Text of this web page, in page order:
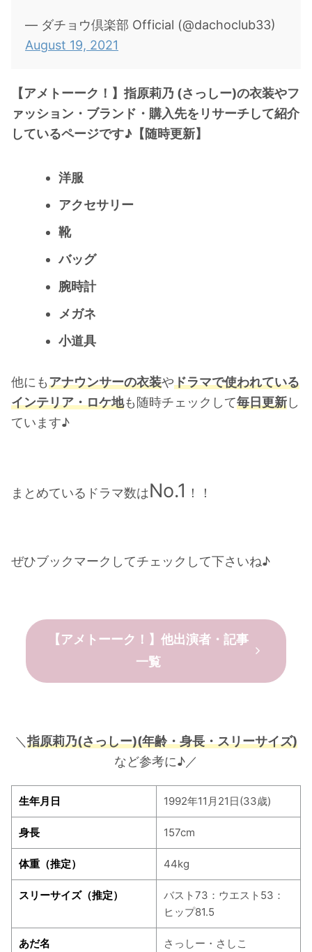
— ダチョウ倶楽部 Official (@dachoclub33)
August 19, 2021
【アメトーーク！】指原莉乃 (さっしー)の衣装やフ
ァッション・ブランド・購入先をリサーチして紹介
しているページです♪【随時更新】
洋服
アクセサリー
靴
バッグ
腕時計
メガネ
小道具
他にもアナウンサーの衣装やドラマで使われている
インテリア・ロケ地も随時チェックして毎日更新し
ています♪
まとめているドラマ数はNo.1 ！！
ぜひブックマーク してチェックして下さいね♪
【アメトーーク！】他出演者・記事
一覧
＼ 指原莉乃(さっしー)(年齢・身長・スリーサイズ)
など参考に♪／
生年月日 1992年11月21日(33歳)
身長 157cm
体重（推定） 44kg
スリーサイズ（推定）
バスト73：ウエスト53：
ヒップ81.5
あだ名 さっしー・さしこ